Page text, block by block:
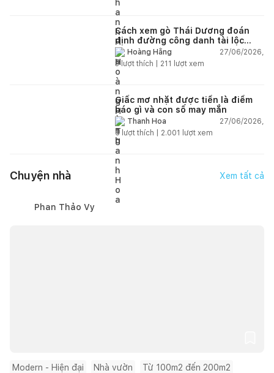
Cách xem gò Thái Dương đoán
định đường công danh tài lộc
theo nhân tướng học
Hoàng Hằng
27/06/2026,
3lượt thích | 211 lượt xem
Giấc mơ nhặt được tiền là điềm
báo gì và con số may mắn
Thanh Hoa
27/06/2026,
6 lượt thích | 2.001 lượt xem
Chuyện nhà Xem tất cả
Phan Thảo Vy
Modern - Hiện đại Nhà vườn Từ 100m2 đến 200m2